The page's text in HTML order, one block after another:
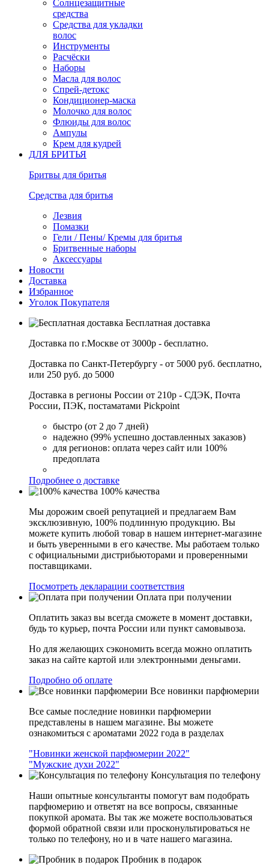
Солнцезащитные
средства
Средства для укладки
волос
Инструменты
Расчёски
Наборы
Масла для волос
Спрей-детокс
Кондиционер-маска
Молочко для волос
Флюиды для волос
Ампулы
Крем для кудрей
ДЛЯ БРИТЬЯ
Бритвы для бритья
Средства для бритья
Лезвия
Помазки
Гели / Пены/ Кремы для бритья
Бритвенные наборы
Аксессуары
Новости
Доставка
Избранное
Уголок Покупателя
Бесплатная доставка
Доставка по г.Москве от 3000р - бесплатно.
Доставка по Санкт-Петербургу - от 5000 руб. бесплатно,
или 250 руб. до 5000
Доставка в регионы России от 210р - СДЭК, Почта
России, ПЭК, постаматами Pickpoint
быстро (от 2 до 7 дней)
надежно (99% успешно доставленных заказов)
для регионов: оплата через сайт или 100%
предоплата
Подробнее о доставке
100% качества
Мы дорожим своей репутацией и предлагаем Вам
эксклюзивную, 100% подлинную продукцию. Вы
можете купить любой товар в нашем интернет-магазине
и быть уверенными в его качестве. Мы работаем только
с официальными дистрибьюторами и проверенными
поставщиками.
Посмотреть декларации соответствия
Оплата при получении
Оплатить заказ вы всегда сможете в момент доставки,
будь то курьер, почта России или пункт самовывоза.
Но для желающих сэкономить всегда можно оплатить
заказ на сайте картой или электронными деньгами.
Подробно об оплате
Все новинки парфюмерии
Все самые последние новинки парфюмерии
представлены в нашем магазине. Вы можете
ознакомиться с ароматами 2022 года в разделах
"Новинки женской парфюмерии 2022"
"Мужские духи 2022"
Консультация по телефону
Наши опытные консультанты помогут вам подобрать
парфюмерию и ответят на все вопросы, связанные
покупкой аромата. Вы так же можете воспользоваться
формой обратной связи или просконультироваться не
только по телефону, но и в чате нашего магазина.
Пробник в подарок